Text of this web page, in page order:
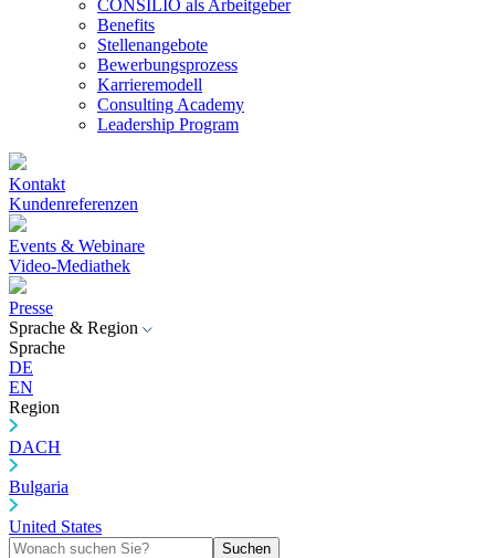
CONSILIO als Arbeitgeber
Benefits
Stellenangebote
Bewerbungsprozess
Karrieremodell
Consulting Academy
Leadership Program
Kontakt
Kundenreferenzen
Events & Webinare
Video-Mediathek
Presse
Sprache & Region
Sprache
DE
EN
Region
DACH
Bulgaria
United States
Suchen